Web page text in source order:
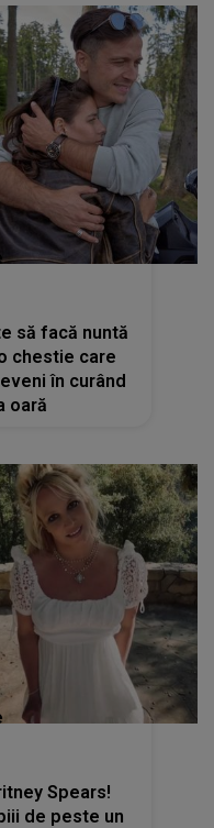
să facă nuntă
în curând
oară
Spears!
de peste un